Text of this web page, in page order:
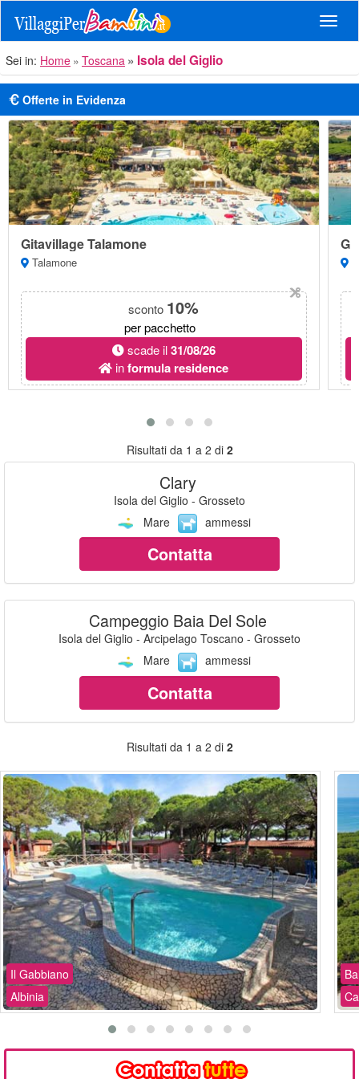
Sei in: Home Toscana Isola del Giglio
Offerte in Evidenza
Gitavillage Talamone
Talamone
sconto 10%
per pacchetto
scade il31/08/26
informula residence
Risultati da 1 a 2 di 2
Clary
Isola del Giglio - Grosseto
Mare
ammessi
Contatta
Campeggio Baia Del Sole
Isola del Giglio - Arcipelago Toscano - Grosseto
Mare
ammessi
Contatta
Risultati da 1 a 2 di 2
Il Gabbiano
Albinia